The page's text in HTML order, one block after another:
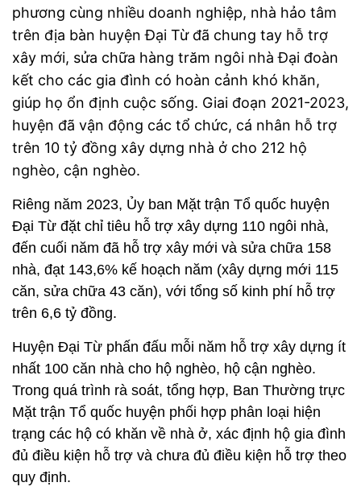
phương cùng nhiều doanh nghiệp, nhà hảo tâm
trên địa bàn huyện Đại Từ đã chung tay hỗ trợ
xây mới, sửa chữa hàng trăm ngôi nhà Đại đoàn
kết cho các gia đình có hoàn cảnh khó khăn,
giúp họ ổn định cuộc sống. Giai đoạn 2021-2023,
huyện đã vận động các tổ chức, cá nhân hỗ trợ
trên 10 tỷ đồng xây dựng nhà ở cho 212 hộ
nghèo, cận nghèo.
Riêng năm 2023, Ủy ban Mặt trận Tổ quốc huyện
Đại Từ đặt chỉ tiêu hỗ trợ xây dựng 110 ngôi nhà,
đến cuối năm đã hỗ trợ xây mới và sửa chữa 158
nhà, đạt 143,6% kế hoạch năm (xây dựng mới 115
căn, sửa chữa 43 căn), với tổng số kinh phí hỗ trợ
trên 6,6 tỷ đồng.
Huyện Đại Từ phấn đấu mỗi năm hỗ trợ xây dựng ít
nhất 100 căn nhà cho hộ nghèo, hộ cận nghèo.
Trong quá trình rà soát, tổng hợp, Ban Thường trực
Mặt trận Tổ quốc huyện phối hợp phân loại hiện
trạng các hộ có khăn về nhà ở, xác định hộ gia đình
đủ điều kiện hỗ trợ và chưa đủ điều kiện hỗ trợ theo
quy định.